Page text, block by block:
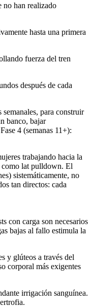
no han realizado
hasta una primera
fuerza del tren
después de cada
para construir
banco, bajar
4 (semanas 11+):
trabajando hacia la
como lat pulldown. El
sistemáticamente, no
tan directos: cada
con carga son necesarios
bajas al fallo estimula la
y glúteos a través del
corporal más exigentes
irrigación sanguínea.